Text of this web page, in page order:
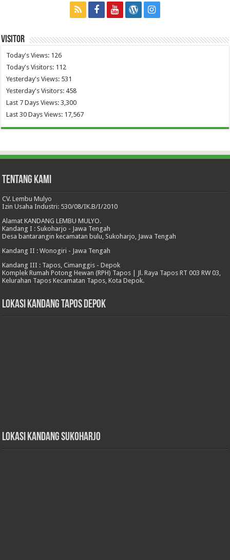
Visitor
Today's Views: 126
Today's Visitors: 112
Yesterday's Views: 531
Yesterday's Visitors: 458
Last 7 Days Views:3,300
Last 30 Days Views: 17,567
Tentang Kami
CV. Lembu Mulyo
Izin Usaha Industri: 530/08/IK.B/I/2010
Alamat KANDANG LEMBU MULYO.
Kandang I : Sukoharjo - Jawa Tengah
Desa bantarangin kecamatan bulu, Sukoharjo, Jawa Tengah
Kandang II : Wonogiri - Jawa Tengah
Kandang III : Tapos, Cimanggis - Depok
Komplek Rumah Potong Hewan (RPH) Tapos | Jl. Raya Tapos RT 003 RW 03,
Kelurahan Tapos Kecamatan Tapos, Kota Depok.
Lokasi Kandang Tapos Depok
Lokasi Kandang Sukoharjo